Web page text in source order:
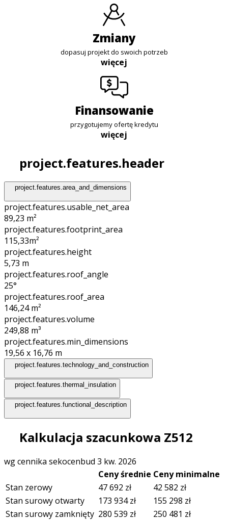
zmiany
dopasuj projekt do swoich potrzeb
więcej
finansowanie
przygotujemy ofertę kredytu
więcej
project.features.header
project.features.area_and_dimensions
project.features.usable_net_area
89,23 m²
project.features.footprint_area
115,33m²
project.features.height
5,73 m
project.features.roof_angle
25°
project.features.roof_area
146,24m²
project.features.volume
249,88 m³
project.features.min_dimensions
19,56 x 16,76 m
project.features.technology_and_construction
project.features.thermal_insulation
project.features.functional_description
Kalkulacja szacunkowa Z512
wg cennika sekocenbud 3 kw. 2026
Ceny średnie Ceny minimalne
Stan zerowy
47 692 zł 42 582 zł
Stan surowy otwarty
173 934zł 155 298 zł
Stan surowy zamknięty 280 539 zł 250 481 zł